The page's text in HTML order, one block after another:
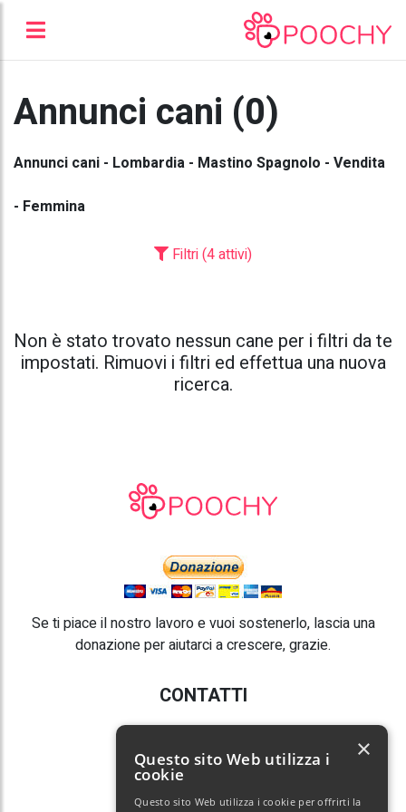
Annunci cani (0)
Annunci cani - Lombardia - Mastino Spagnolo - Vendita
- Femmina
Filtri (4 attivi)
Non è stato trovato nessun cane per i filtri da te
impostati. Rimuovi i filtri ed effettua una nuova
ricerca.
Se ti piace il nostro lavoro e vuoi sostenerlo, lascia una
donazione per aiutarci a crescere, grazie.
CONTATTI
E-mail:info@poochy.it
Questo sito Web utilizza i
cookie
Questo sito Web utilizza i cookie per offrirti la
×